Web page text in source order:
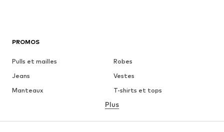
PROMOS
Pulls et mailles
Robes
Jeans
Vestes
Manteaux
T-shirts et tops
Lingerie
Jupes
Blouses et tuniques
Plus